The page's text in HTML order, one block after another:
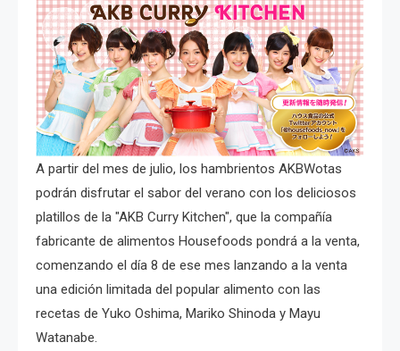
A partir del mes de julio, los hambrientos AKBWotas
podrán disfrutar el sabor del verano con los deliciosos
platillos de la "AKB Curry Kitchen", que la compañía
fabricante de alimentos Housefoods pondrá a la venta,
comenzando el día 8 de ese mes lanzando a la venta
una edición limitada del popular alimento con las
recetas de Yuko Oshima, Mariko Shinoda y Mayu
Watanabe.